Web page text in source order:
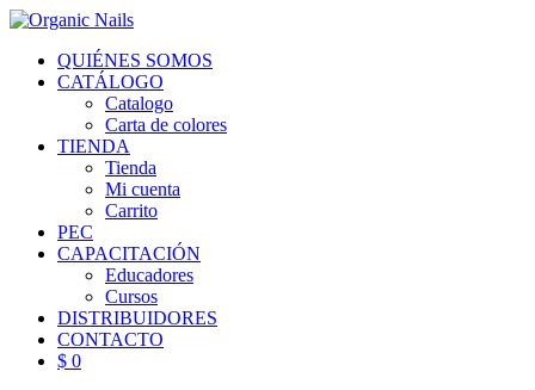
QUIÉNES SOMOS
CATÁLOGO
Catalogo
Carta de colores
TIENDA
Tienda
Mi cuenta
Carrito
PEC
CAPACITACIÓN
Educadores
Cursos
DISTRIBUIDORES
CONTACTO
$ 0